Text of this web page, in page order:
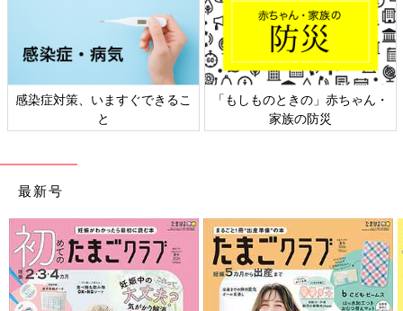
感染症対策、いますぐできるこ
と
「もしものときの」赤ちゃん・
家族の防災
最新号